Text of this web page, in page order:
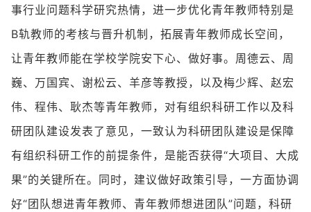
事行业问题科学研究热情，进一步优化青年教师特别是
B轨教师的考核与晋升机制，拓展青年教师成长空间，
让青年教师能在学校学院安下心、做好事。周德云、周
巍、万国宾、谢松云、羊彦等教授，以及梅少辉、赵宏
伟、程伟、耿杰等青年教师，对有组织科研工作以及科
研团队建设发表了意见，一致认为科研团队建设是保障
有组织科研工作的前提条件，是能否获得“大项目、大成
果”的关键所在。同时，建议做好政策引导，一方面协调
好“团队想进青年教师、青年教师想进团队”问题，科研